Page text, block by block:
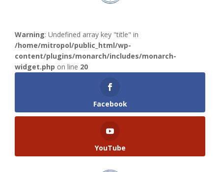
Warning: Undefined array key "title" in
/home/mitropol/public_html/wp-
content/plugins/monarch/includes/monarch-
widget.php on line 20
Facebook
YouTube